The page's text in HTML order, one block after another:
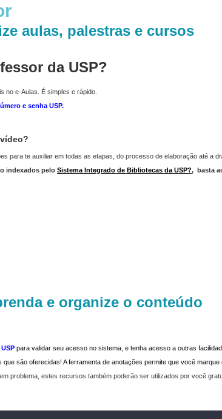
aulas, palestras e cursos
da USP?
no e-Aulas. É simples e rápido.
e senha USP.
para te auxiliar em todas as etapas, do processo de elaboração até a
indexados pelo Sistema Integrado de Bibliotecas da USP?, basta
e organize o conteúdo
para validar seu acesso no sistema, e tenha acesso a outras
são oferecidas! A ferramenta de anotações permite que você
problema, estes recursos também poderão ser utilizados por você